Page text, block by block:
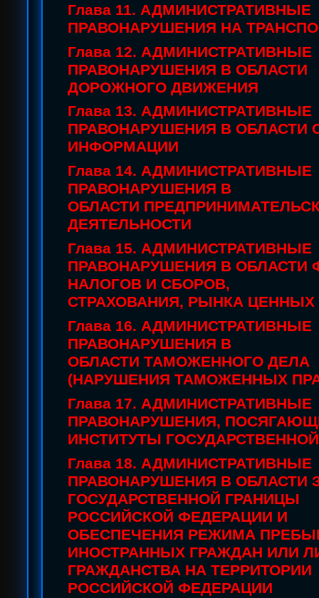
Глава 11. АДМИНИСТРАТИВНЫЕ
ПРАВОНАРУШЕНИЯ НА
Глава 12. АДМИНИСТРАТИВНЫЕ
ПРАВОНАРУШЕНИЯ В ОБЛАСТИ
ДОРОЖНОГО ДВИЖЕНИЯ
Глава 13. АДМИНИСТРАТИВНЫЕ
ПРАВОНАРУШЕНИЯ В ОБЛАСТИ
ИНФОРМАЦИИ
Глава 14. АДМИНИСТРАТИВНЫЕ
ПРАВОНАРУШЕНИЯ В
ОБЛАСТИ
ДЕЯТЕЛЬНОСТИ
Глава 15. АДМИНИСТРАТИВНЫЕ
ПРАВОНАРУШЕНИЯ В ОБЛАСТИ
НАЛОГОВ И СБОРОВ,
СТРАХОВАНИЯ, РЫНКА ЦЕННЫХ
Глава 16. АДМИНИСТРАТИВНЫЕ
ПРАВОНАРУШЕНИЯ В
ОБЛАСТИ ТАМОЖЕННОГО ДЕЛА
(НАРУШЕНИЯ ТАМОЖЕННЫХ
Глава 17. АДМИНИСТРАТИВНЫЕ
ПРАВОНАРУШЕНИЯ,
ИНСТИТУТЫ
Глава 18. АДМИНИСТРАТИВНЫЕ
ПРАВОНАРУШЕНИЯ В ОБЛАСТИ
ГОСУДАРСТВЕННОЙ ГРАНИЦЫ
РОССИЙСКОЙ ФЕДЕРАЦИИ И
ОБЕСПЕЧЕНИЯ РЕЖИМА
ИНОСТРАННЫХ ГРАЖДАН ИЛИ
ГРАЖДАНСТВА НА ТЕРРИТОРИИ
РОССИЙСКОЙ ФЕДЕРАЦИИ